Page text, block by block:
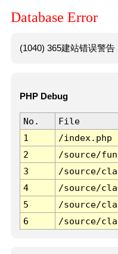
Database Error
(1040) 365建站错误警
PHP Debug
No. File
1
/index.php
2
/source/
3
/source/
4
/source/
5
/source/
6
/source/